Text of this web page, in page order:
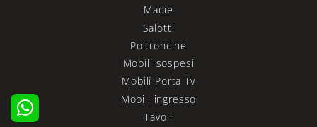
Madie
Salotti
Poltroncine
Mobili sospesi
Mobili Porta Tv
Mobili ingresso
Tavoli